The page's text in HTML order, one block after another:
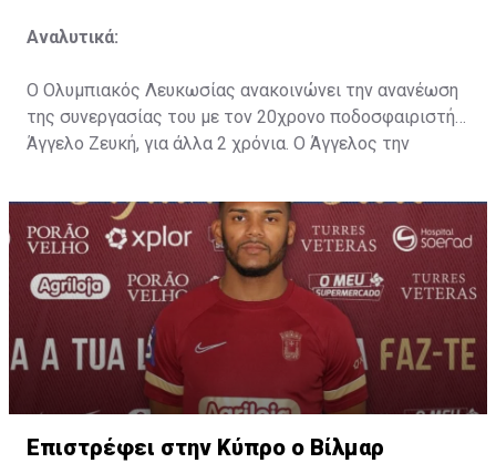
Αναλυτικά:
Ο Ολυμπιακός Λευκωσίας ανακοινώνει την ανανέωση
της συνεργασίας του με τον 20χρονο ποδοσφαιριστή
Άγγελο Ζευκή, για άλλα 2 χρόνια. Ο Άγγελος την
κύπελλο (4 στην αρχική ενδεκάδα και 5 ως αλλαγή).
Ευχόμαστε στον Άγγελο Ζευκή Υγεία, Δύναμη και κάθε
Επιτυχία με τη φανέλα του ΟΛΥΜΠΙΑΚΟΥ ΜΑΣ!
Επιστρέφει στην Κύπρο ο Βίλμαρ